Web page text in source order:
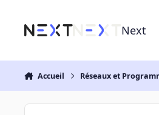
Next
Accueil Réseaux et